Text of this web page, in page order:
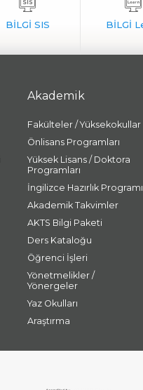
Akademik
Fakülteler / Yüksekokullar
Önlisans Programları
Yüksek Lisans / Doktora
Programları
İngilizce Hazırlık Programı
Akademik Takvimler
AKTS Bilgi Paketi
Ders Kataloğu
Öğrenci İşleri
Yönetmelikler /
Yönergeler
Yaz Okulları
Araştırma